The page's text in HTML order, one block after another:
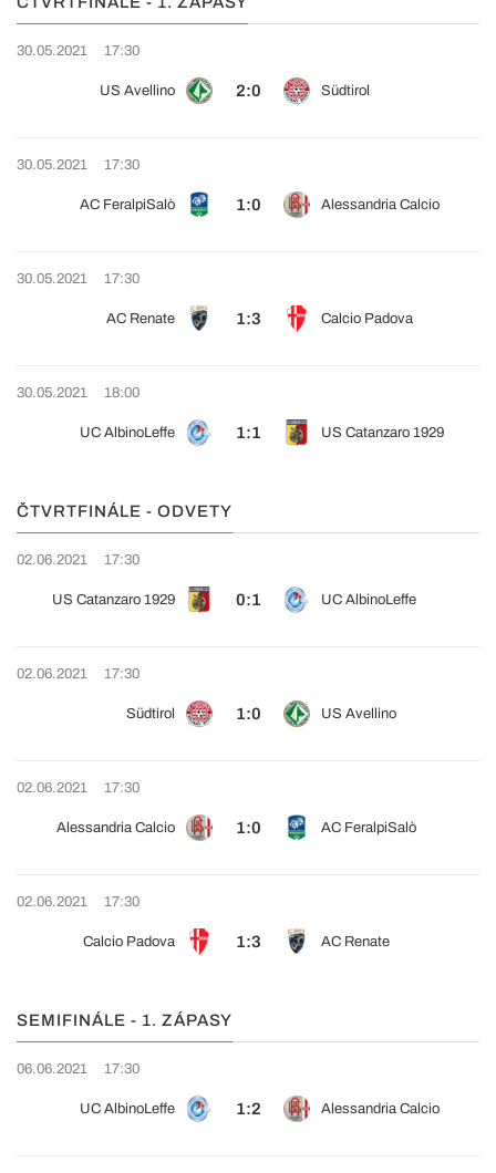
30.05.2021 17:30
US Avellino 2:0 Südtirol
30.05.2021 17:30
AC FeralpiSalò 1:0 Alessandria Calcio
30.05.2021 17:30
AC Renate 1:3 Calcio Padova
30.05.2021 18:00
UC AlbinoLeffe 1:1 US Catanzaro 1929
ČTVRTFINÁLE - ODVETY
02.06.2021 17:30
US Catanzaro 1929 0:1 UC AlbinoLeffe
02.06.2021 17:30
Südtirol 1:0 US Avellino
02.06.2021 17:30
Alessandria Calcio 1:0 AC FeralpiSalò
02.06.2021 17:30
Calcio Padova 1:3 AC Renate
SEMIFINÁLE - 1. ZÁPASY
06.06.2021 17:30
UC AlbinoLeffe 1:2 Alessandria Calcio